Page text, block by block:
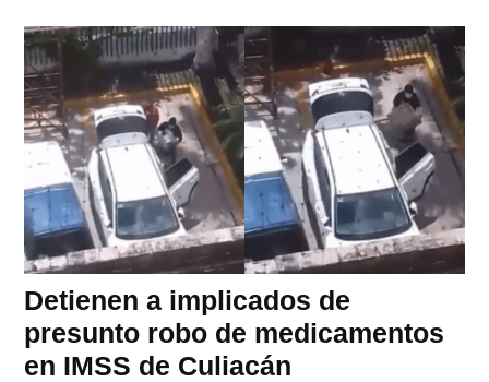
Detienen a implicados de
presunto robo de medicamentos
en IMSS de Culiacán